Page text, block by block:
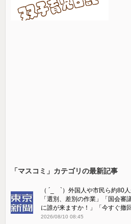
「マスコミ」カテゴリの最新記事
（ ´_ゝ`）外国人や市民ら約80
「選別、差別の作業」「国会審
に誰が来ますか！」「今すぐ撤回
2026/08/10 08:45